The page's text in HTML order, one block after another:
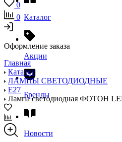
Каталог
Акции
Бренды
Новости
0
0
Оформление заказа
Главная
Каталог
ЛАМПЫ СВЕТОДИОДНЫЕ
E27
Лампа светодиодная ФОТОН